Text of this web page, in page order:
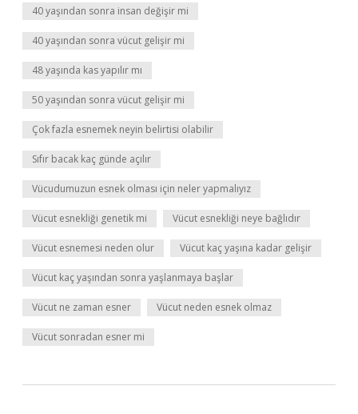
40 yaşından sonra insan değişir mi
40 yaşından sonra vücut gelişir mi
48 yaşında kas yapılır mı
50 yaşından sonra vücut gelişir mi
Çok fazla esnemek neyin belirtisi olabilir
Sıfır bacak kaç günde açılır
Vücudumuzun esnek olması için neler yapmalıyız
Vücut esnekliği genetik mi Vücut esnekliği neye bağlıdır
Vücut esnemesi neden olur Vücut kaç yaşına kadar gelişir
Vücut kaç yaşından sonra yaşlanmaya başlar
Vücut ne zaman esner Vücut neden esnek olmaz
Vücut sonradan esner mi